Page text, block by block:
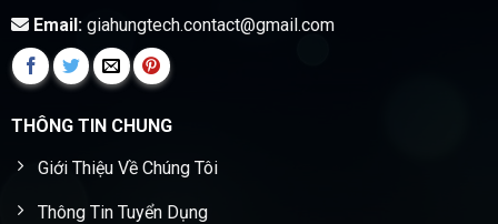
Email:giahungtech.contact@gmail.com
THÔNG TIN CHUNG
Giới Thiệu Về Chúng Tôi
Thông Tin Tuyển Dụng